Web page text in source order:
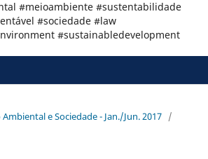
#meioambiente #sustentabilidade
#sociedade #law
#sustainabledevelopment
e Sociedade - Jan./Jun. 2017 /